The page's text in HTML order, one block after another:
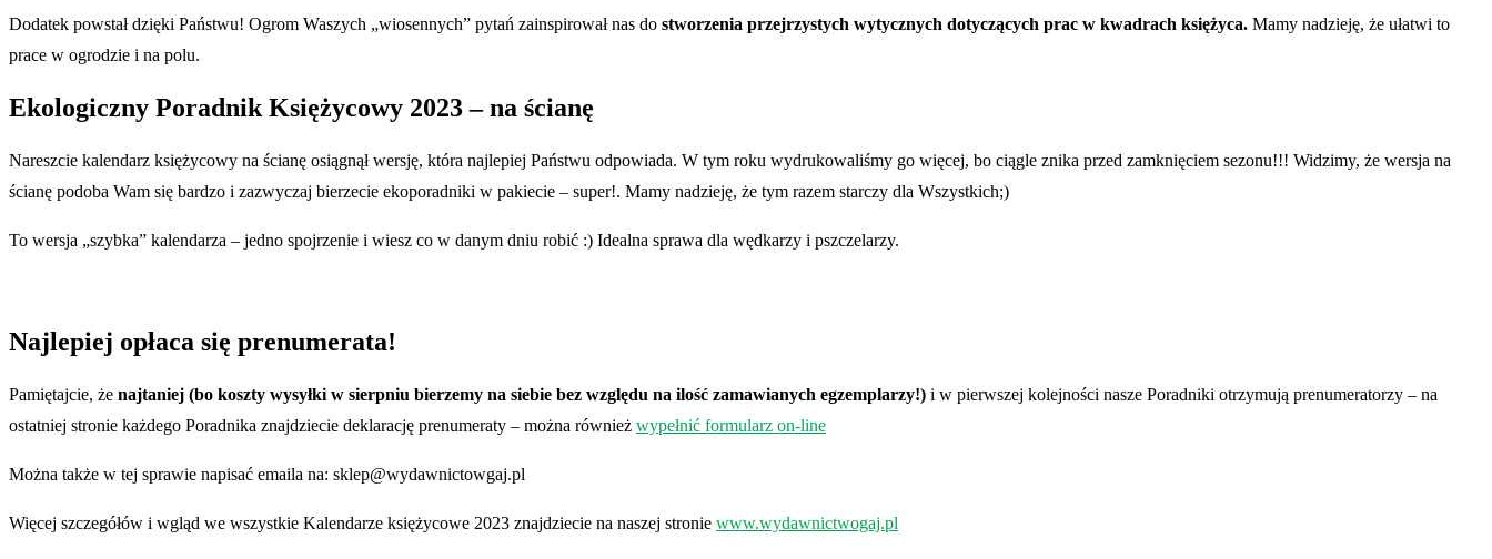
Dodatek powstał dzięki Państwu! Ogrom Waszych „wiosennych” pytań zainspirował nas do stworzenia przejrzystych wytycznych dotyczących prac w kwadrach księżyca. Mamy nadzieję, że ułatwi to
prace w ogrodzie i na polu.
Ekologiczny Poradnik Księżycowy 2023 – na ścianę
Nareszcie kalendarz księżycowy na ścianę osiągnął wersję, która najlepiej Państwu odpowiada. W tym roku wydrukowaliśmy go więcej, bo ciągle znika przed zamknięciem sezonu!!! Widzimy, że wersja na
ścianę podoba Wam się bardzo i zazwyczaj bierzecie ekoporadniki w pakiecie – super!. Mamy nadzieję, że tym razem starczy dla Wszystkich;)
To wersja „szybka” kalendarza – jedno spojrzenie i wiesz co w danym dniu robić :) Idealna sprawa dla wędkarzy i pszczelarzy.
Najlepiej opłaca się prenumerata!
Pamiętajcie, że najtaniej (bo koszty wysyłki w sierpniu bierzemy na siebie bez względu na ilość zamawianych egzemplarzy!) i w pierwszej kolejności nasze Poradniki otrzymują prenumeratorzy – na
ostatniej stronie każdego Poradnika znajdziecie deklarację prenumeraty – można również wypełnić formularz on-line
Można także w tej sprawie napisać emaila na: sklep@wydawnictowgaj.pl
Więcej szczegółów i wgląd we wszystkie Kalendarze księżycowe 2023 znajdziecie na naszej stronie www.wydawnictwogaj.pl